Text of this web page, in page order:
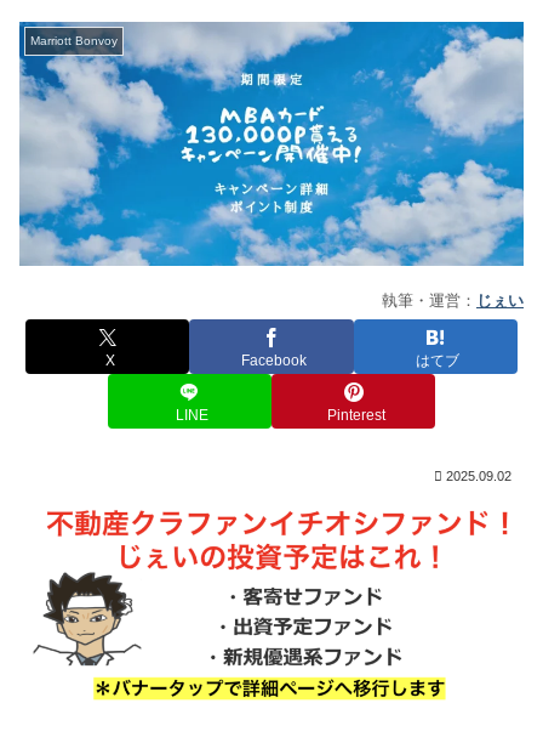
Marriott Bonvoy
執筆・運営： じぇい
X Facebook はてブ
LINE Pinterest
2025.09.02